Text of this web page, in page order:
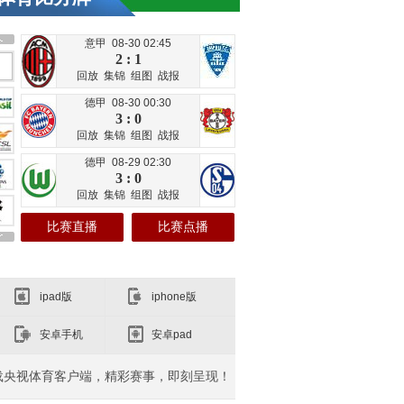
意甲 08-30 02:45
2 : 1
回放 集锦 组图 战报
德甲 08-30 00:30
3 : 0
回放 集锦 组图 战报
德甲 08-29 02:30
3 : 0
回放 集锦 组图 战报
比赛直播 比赛点播
ipad版 iphone版
安卓手机 安卓pad
央视体育客户端，精彩赛事，即刻呈现！